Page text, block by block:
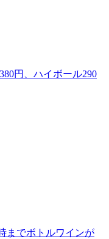
円、ハイボール290
までボトルワインが